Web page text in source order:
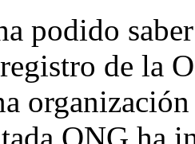
podido
de la